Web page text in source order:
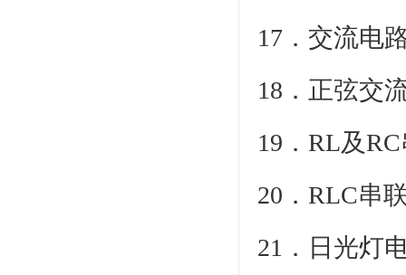
17．交流电
18．正弦交
19．RL及
20．RLC串
21．日光灯